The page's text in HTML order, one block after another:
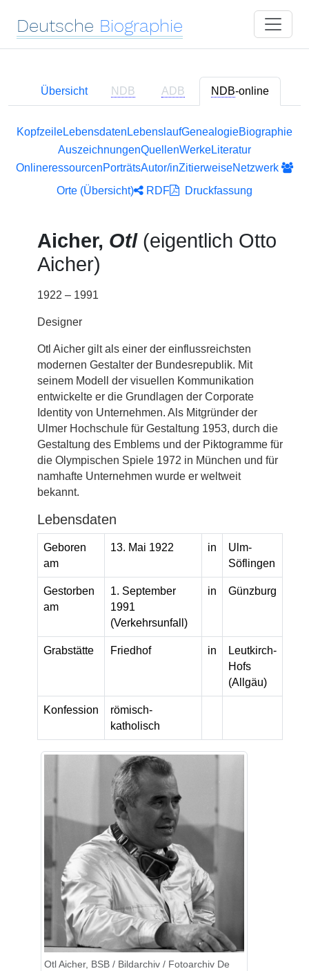
Deutsche Biographie
Übersicht NDB ADB NDB-online
KopfzeileLebensdaten LebenslaufGenealogieBiographie
AuszeichnungenQuellenWerkeLiteratur
OnlineressourcenPorträtsAutor/inZitierweiseNetzwerk
Orte (Übersicht)
RDF Druckfassung
Aicher, Otl (eigentlich Otto
Aicher)
1922 – 1991
Designer
Otl Aicher gilt als einer der einflussreichsten
modernen Gestalter der Bundesrepublik. Mit
seinem Modell der visuellen Kommunikation
entwickelte er die Grundlagen der Corporate
Identity von Unternehmen. Als Mitgründer der
Ulmer Hochschule für Gestaltung 1953, durch die
Gestaltung des Emblems und der Piktogramme für
die Olympischen Spiele 1972 in München und für
namhafte Unternehmen wurde er weltweit
bekannt.
Lebensdaten
Geboren
am
13. Mai 1922 in
Ulm-
Söflingen
Gestorben
am
1. September
1991
(Verkehrsunfall)
in Günzburg
Grabstätte Friedhof in
Leutkirch-
Hofs
(Allgäu)
Konfession
römisch-
katholisch
Otl Aicher, BSB / Bildarchiv / Fotoarchiv De